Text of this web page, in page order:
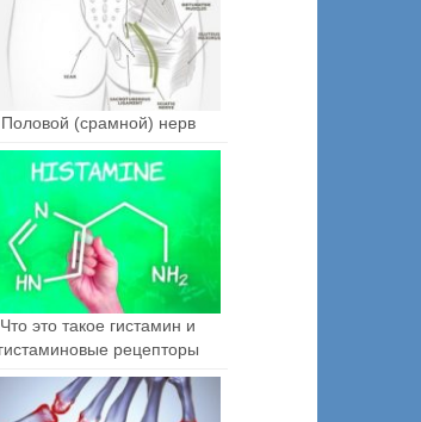
Половой (срамной) нерв
Что это такое гистамин и
гистаминовые рецепторы